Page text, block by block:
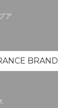
ア
BRAND